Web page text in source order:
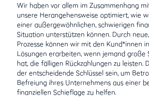
Wir haben vor allem im Zusammenhang
unsere Herangehensweise optimiert, wie
einer außergewöhnlichen, schwierigen
Situation unterstützen können. Durch
Prozesse können wir mit den Kund*innen
Lösungen erarbeiten, wenn jemand große
hat, die fälligen Rückzahlungen zu leisten.
der entscheidende Schlüssel sein, um
Befreiung ihres Unternehmens aus einer
finanziellen Schieflage zu helfen.